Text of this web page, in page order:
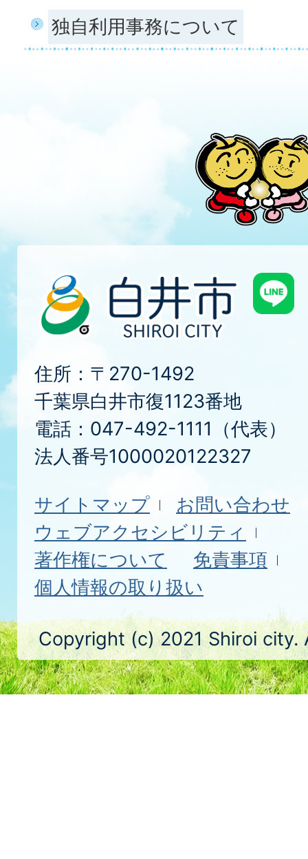
独自利用事務について
住所：〒270-1492
千葉県白井市復1123番地
電話：047-492-1111（代表）
法人番号1000020122327
サイトマップ
お問い合わせ
ウェブアクセシビリティ
著作権について
免責事項
個人情報の取り扱い
Copyright (c) 2021 Shiroi city.